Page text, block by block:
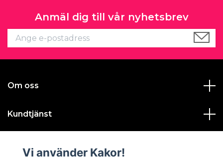
Anmäl dig till vår nyhetsbrev
Om oss
Kundtjänst
Vi använder Kakor!